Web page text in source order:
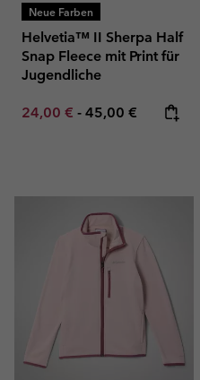
Neue Farben
Helvetia™ II Sherpa Half
Snap Fleece mit Print für
Jugendliche
Minimum sale price:
24,00 € - Maximum price:
45,00 €